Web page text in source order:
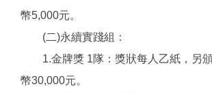
幣5,000元。
(二)永續實踐組：
1.金牌獎 1隊：獎狀每人乙紙，另頒
幣30,000元。